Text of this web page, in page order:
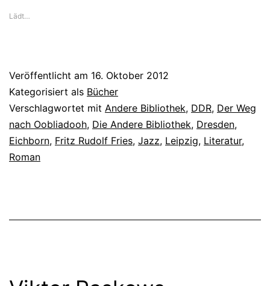
Lädt…
Veröffentlicht am 16. Oktober 2012
Kategorisiert als Bücher
Verschlagwortet mit Andere Bibliothek, DDR, Der Weg
nach Oobliadooh, Die Andere Bibliothek, Dresden,
Eichborn, Fritz Rudolf Fries, Jazz, Leipzig, Literatur,
Roman